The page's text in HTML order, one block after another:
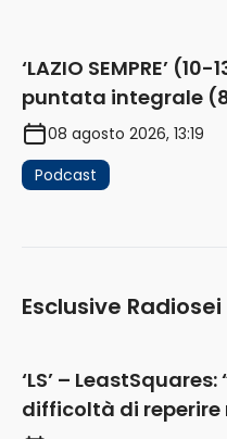
‘LAZIO SEMPRE’ (10-
puntata integrale
08 agosto 2026, 13:19
Podcast
Esclusive Radiosei
‘LS’ – LeastSquares:
difficoltà di reperire